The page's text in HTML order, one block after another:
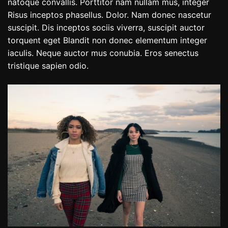
natoque convallis. Porttitor nam nullam mus, integer
Risus inceptos phasellus. Dolor. Nam donec nascetur
suscipit. Dis inceptos sociis viverra, suscipit auctor
torquent eget Blandit non donec elementum integer
iaculis. Neque auctor mus conubia. Eros senectus
tristique sapien odio.